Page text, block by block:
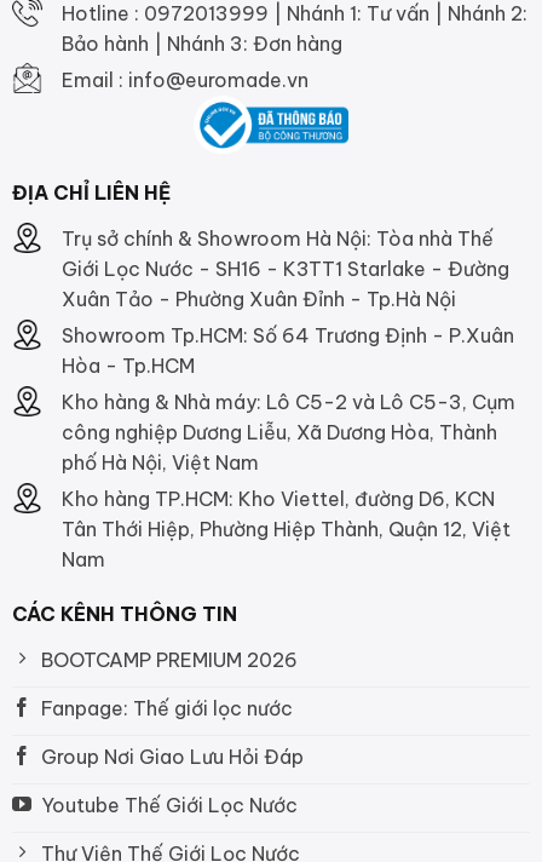
Hotline : 0972013999 | Nhánh 1: Tư vấn | Nhánh 2:
Bảo hành | Nhánh 3: Đơn hàng
Email : info@euromade.vn
ĐỊA CHỈ LIÊN HỆ
Trụ sở chính & Showroom Hà Nội: Tòa nhà Thế
Giới Lọc Nước - SH16 - K3TT1 Starlake - Đường
Xuân Tảo - Phường Xuân Đỉnh - Tp.Hà Nội
Showroom Tp.HCM: Số 64 Trương Định - P.Xuân
Hòa - Tp.HCM
Kho hàng & Nhà máy: Lô C5-2 và Lô C5-3, Cụm
công nghiệp Dương Liễu, Xã Dương Hòa, Thành
phố Hà Nội, Việt Nam
Kho hàng TP.HCM: Kho Viettel, đường D6, KCN
Tân Thới Hiệp, Phường Hiệp Thành, Quận 12, Việt
Nam
CÁC KÊNH THÔNG TIN
BOOTCAMP PREMIUM 2026
Fanpage: Thế giới lọc nước
Group Nơi Giao Lưu Hỏi Đáp
Youtube Thế Giới Lọc Nước
Thư Viện Thế Giới Lọc Nước